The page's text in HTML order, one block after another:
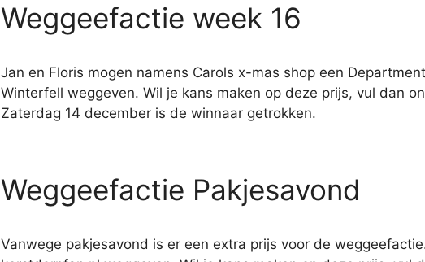
Weggeefactie week 16
Jan en Floris mogen namens Carols x-mas shop een
Winterfell weggeven. Wil je kans maken op deze prijs, vul dan
Zaterdag 14 december is de winnaar getrokken.
Weggeefactie Pakjesavond
Vanwege pakjesavond is er een extra prijs voor de